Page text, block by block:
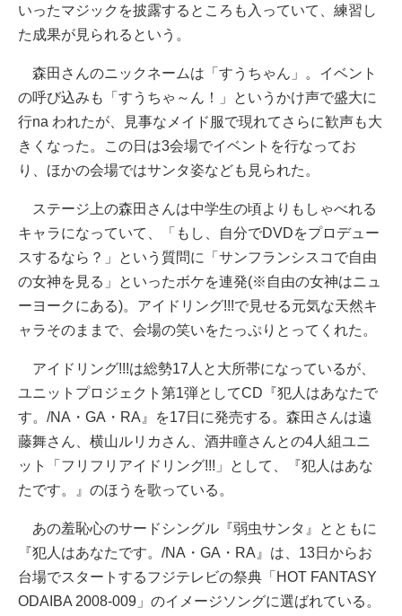
いったマジックを披露するところも入っていて、練習し
た成果が見られるという。
森田さんのニックネームは「すうちゃん」。イベント
の呼び込みも「すうちゃ～ん！」というかけ声で盛大に
行na われたが、見事なメイド服で現れてさらに歓声も大
きくなった。この日は3会場でイベントを行なってお
り、ほかの会場ではサンタ姿なども見られた。
ステージ上の森田さんは中学生の頃よりもしゃべれる
キャラになっていて、「もし、自分でDVDをプロデュー
スするなら？」という質問に「サンフランシスコで自由
の女神を見る」といったボケを連発(※自由の女神はニュ
ーヨークにある)。アイドリング!!!で見せる元気な天然キ
ャラそのままで、会場の笑いをたっぷりとってくれた。
アイドリング!!!は総勢17人と大所帯になっているが、
ユニットプロジェクト第1弾としてCD『犯人はあなたで
す。/NA・GA・RA』を17日に発売する。森田さんは遠
藤舞さん、横山ルリカさん、酒井瞳さんとの4人組ユニ
ット「フリフリアイドリング!!!」として、『犯人はあな
たです。』のほうを歌っている。
あの羞恥心のサードシングル『弱虫サンタ』とともに
『犯人はあなたです。/NA・GA・RA』は、13日からお
台場でスタートするフジテレビの祭典「HOT FANTASY
ODAIBA 2008-009」のイメージソングに選ばれている。